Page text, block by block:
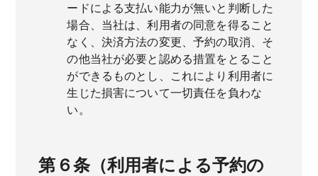
ードによる支払い能力が無いと判断した
場合、当社は、利用者の同意を得ること
なく、決済方法の変更、予約の取消、そ
の他当社が必要と認める措置をとること
ができるものとし、これにより利用者に
生じた損害について一切責任を負わな
い。
第６条（利用者による予約の